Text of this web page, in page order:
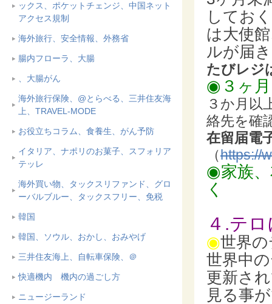
ックス、ポケットチェンジ、中国ネット
アクセス規制
海外旅行、安全情報、外務省
腸内フローラ、大腸
、大腸がん
海外旅行保険、@とらべる、三井住友海
上、TRAVEL-MODE
お役立ちコラム、食養生、がん予防
イタリア、ナポリのお菓子、スフォリア
テッレ
海外買い物、タックスリファンド、グロ
ーバルブルー、タックスフリー、免税
韓国
韓国、ソウル、おかし、おみやげ
三井住友海上、自転車保険、＠
快適機内 機内の過ごし方
ニュージーランド
してお
は大使
ルが届
たびレジ
◉３ヶ月
３か月以
絡先を確
在留届電
（https://
◉家族、
く
４.テ
◉世界
世界中
更新さ
見る事